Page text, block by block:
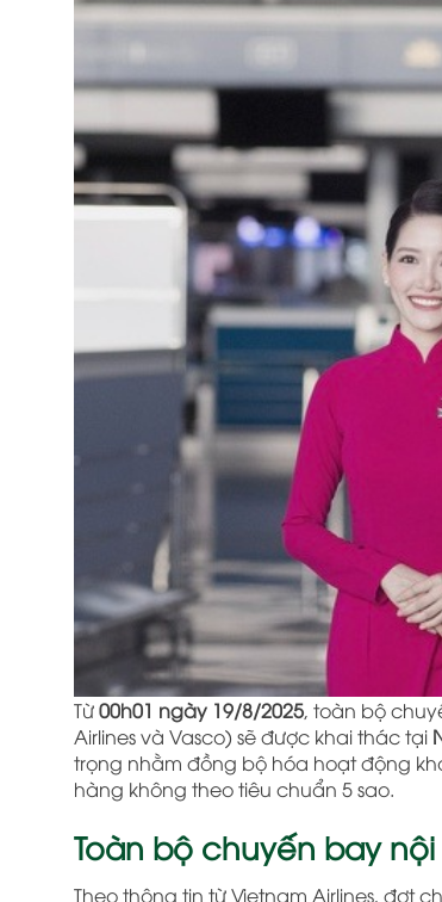
Từ00h01 ngày 19/8/2025, toàn bộ
Airlines và Vasco) sẽ được khai thác tại
trọng nhằm đồng bộ hóa hoạt động
hàng không theo tiêu chuẩn 5 sao.
Toàn bộ chuyến bay
Theo thông tin từ Vietnam Airlines, đợt